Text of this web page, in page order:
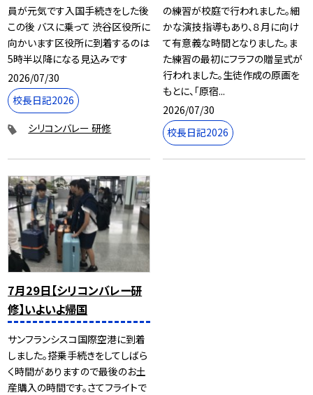
員が元気です入国手続きをした後
この後 バスに乗って 渋谷区役所に
向かいます区役所に到着するのは
5時半以降になる見込みです
2026/07/30
校長日記2026
シリコンバレー 研修
の練習が校庭で行われました。細
かな演技指導もあり、８月に向け
て有意義な時間となりました。ま
た練習の最初にフラフの贈呈式が
行われました。生徒作成の原画を
もとに、「原宿...
2026/07/30
校長日記2026
7月29日【シリコンバレー研
修】いよいよ帰国
サンフランシスコ国際空港に到着
しました。搭乗手続きをしてしばら
く時間がありますので最後のお土
産購入の時間です。さてフライトで